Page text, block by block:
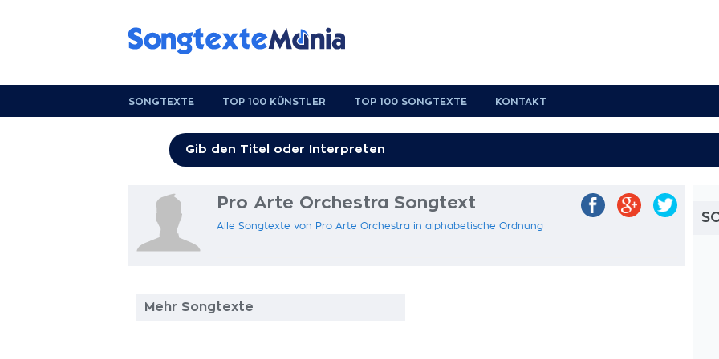
SONGTEXTE TOP 100 KÜNSTLER TOP 100 SONGTEXTE KONTAKT
Pro Arte Orchestra Songtext
Alle Songtexte von Pro Arte Orchestra in alphabetische Ordnung
Mehr Songtexte